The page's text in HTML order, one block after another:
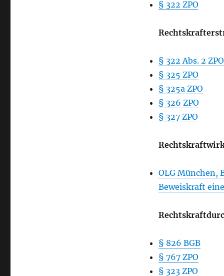
§ 322 ZPO
§ 322 Abs. 2 ZPO
§ 325 ZPO
§ 325a ZPO
§ 326 ZPO
§ 327 ZPO
OLG München,
Beweiskraft
§ 826 BGB
§ 767 ZPO
§ 323 ZPO
Rechtskraftdurchbrechung